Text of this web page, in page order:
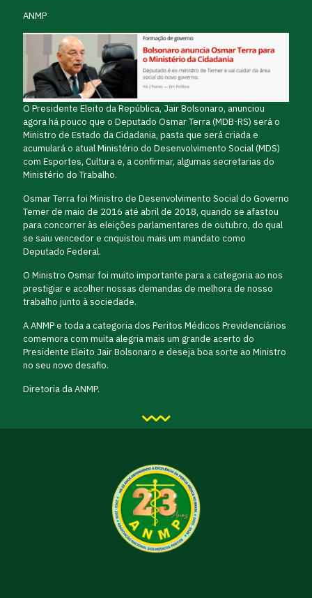
ANMP
O Presidente Eleito da República, Jair Bolsonaro, anunciou
agora há pouco que o Deputado Osmar Terra (MDB-RS) será o
Ministro de Estado da Cidadania, pasta que será criada e
acumulará o atual Ministério do Desenvolvimento Social (MDS)
com Esportes, Cultura e, a confirmar, algumas secretarias do
Ministério do Trabalho.
Osmar Terra foi Ministro de Desenvolvimento Social do Governo
Temer de maio de 2016 até abril de 2018, quando se afastou
para concorrer às eleições parlamentares de outubro, do qual
se saiu vencedor e cnquistou mais um mandato como
Deputado Federal.
O Ministro Osmar foi muito importante para a categoria ao nos
prestigiar e acolher nossas demandas de melhora de nosso
trabalho junto à sociedade.
A ANMP e toda a categoria dos Peritos Médicos Previdenciários
comemora com muita alegria mais um grande acerto do
Presidente Eleito Jair Bolsonaro e deseja boa sorte ao Ministro
no seu novo desafio.
Diretoria da ANMP.